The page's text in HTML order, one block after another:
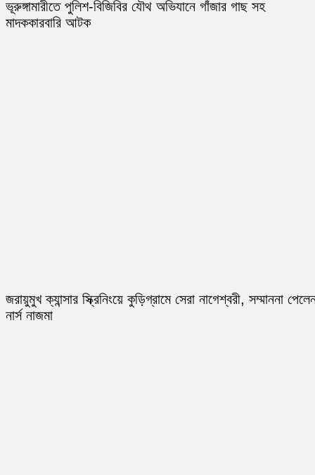
ভূরুঙ্গামারীতে পুলিশ-বিজিবির যৌথ অভিযানে গাঁজার গাছ সহ
মাদককারবারি আটক
জরায়ুমুখ ক্যান্সার স্ক্রিনিংয়ে কুড়িগ্রামে সেরা নাগেশ্বরী, সম্মাননা
নার্স নাজমা